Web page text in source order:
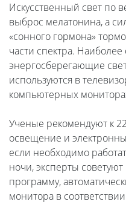
Искусственный свет по
выброс мелатонина, а
«сонного гормона»
части спектра.
энергосберегающие
используются в
компьютерных
Ученые рекомендуют к
освещение и
если необходимо
ночи, эксперты
программу,
монитора в